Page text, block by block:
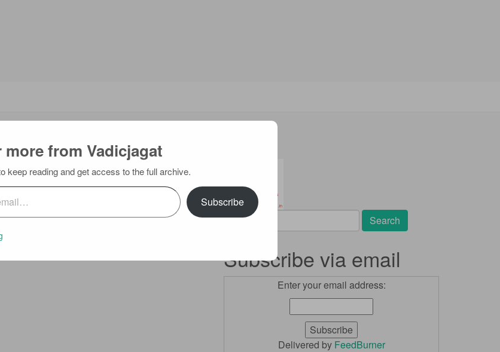
मांगलिक कार्यों में गणपति-पूजन के अनन्तर प्रार्थना रुप में
करने वाला किसी प्रकार के विघ्न से बाधित न होता हुआ
Search
Subscribe via email
Enter your email address:
Delivered by FeedBurner
more from Vadicjagat
keep reading and get access to the full archive.
Subscribe